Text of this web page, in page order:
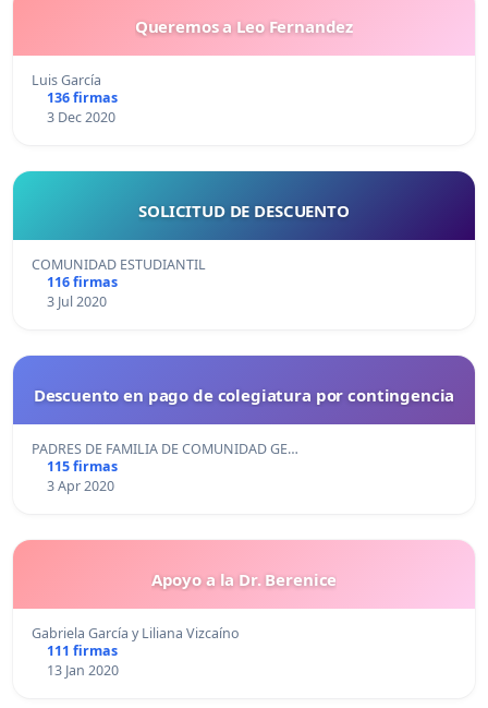
Queremos a Leo Fernandez
Luis García
136 firmas
3 Dec 2020
SOLICITUD DE DESCUENTO
COMUNIDAD ESTUDIANTIL
116 firmas
3 Jul 2020
Descuento en pago de colegiatura por contingencia
PADRES DE FAMILIA DE COMUNIDAD GE…
115 firmas
3 Apr 2020
Apoyo a la Dr. Berenice
Gabriela García y Liliana Vizcaíno
111 firmas
13 Jan 2020